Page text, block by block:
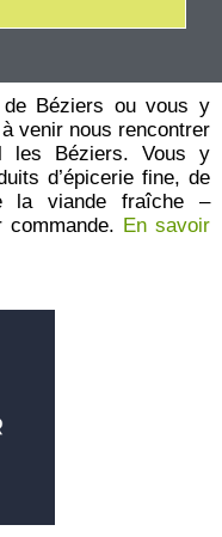
Béziers ou vous y
venir nous rencontrer
les Béziers. Vous y
d’épicerie fine, de
la viande fraîche –
En savoir